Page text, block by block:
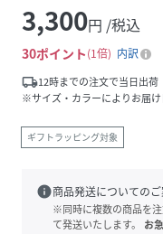
3,300円 /税込
30ポイント 1倍
内訳
local_shipping12時までの注文で当日出荷
※サイズ・カラーによりお届け
ギフトラッピング対象
info商品発送についてのご
※同時に複数の商品を
て発送いたします。
お